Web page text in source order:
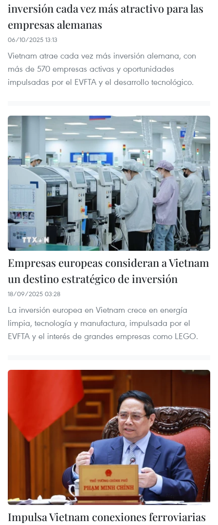
inversión cada vez más atractivo para las
empresas alemanas
06/10/2025 13:13
Vietnam atrae cada vez más inversión alemana, con
más de 570 empresas activas y oportunidades
impulsadas por el EVFTA y el desarrollo tecnológico.
Empresas europeas consideran a Vietnam
un destino estratégico de inversión
18/09/2025 03:28
La inversión europea en Vietnam crece en energía
limpia, tecnología y manufactura, impulsada por el
EVFTA y el interés de grandes empresas como LEGO.
Impulsa Vietnam conexiones ferroviarias